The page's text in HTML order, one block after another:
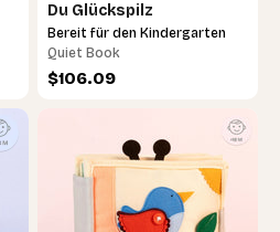
Du Glückspilz
Bereit für den Kindergarten
Quiet Book
Angebot
$106.09